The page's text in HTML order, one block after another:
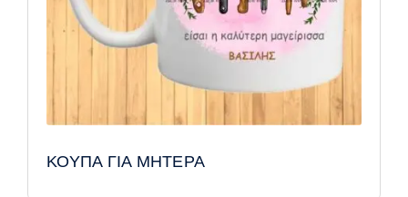
ΚΟΥΠΑ ΓΙΑ ΜΗΤΕΡΑ